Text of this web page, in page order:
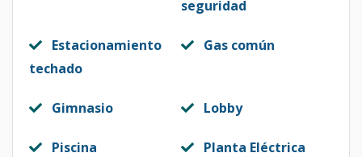
seguridad
Estacionamiento
techado
Gas común
Gimnasio Lobby
Piscina Planta Eléctrica